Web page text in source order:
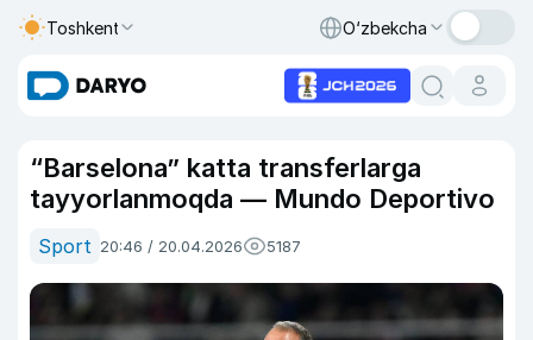
Toshkent O‘zbekcha
“Barselona” katta transferlarga
tayyorlanmoqda — Mundo Deportivo
Sport 20:46 / 20.04.2026 5187